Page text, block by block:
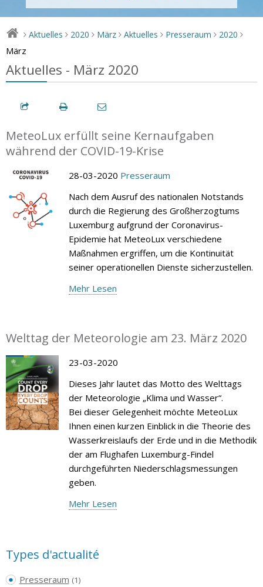
> Aktuelles > 2020 > März > Aktuelles > Presseraum > 2020 >
März
Aktuelles - März 2020
MeteoLux erfüllt seine Kernaufgaben
während der COVID-19-Krise
28-03-2020 Presseraum
Nach dem Ausruf des nationalen Notstands
durch die Regierung des Großherzogtums
Luxemburg aufgrund der Coronavirus-
Epidemie hat MeteoLux verschiedene
Maßnahmen ergriffen, um die Kontinuität
seiner operationellen Dienste sicherzustellen.
Mehr Lesen
Welttag der Meteorologie am 23. März 2020
23-03-2020
Dieses Jahr lautet das Motto des Welttags
der Meteorologie „Klima und Wasser“.
Bei dieser Gelegenheit möchte MeteoLux
Ihnen einen kurzen Einblick in die Theorie des
Wasserkreislaufs der Erde und in die Methodik
der am Flughafen Luxemburg-Findel
durchgeführten Niederschlagsmessungen
geben.
Mehr Lesen
Types d'actualité
Presseraum (1)